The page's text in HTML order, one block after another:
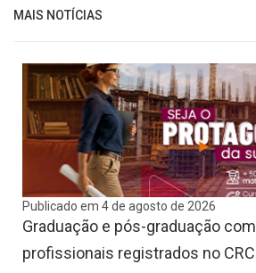
MAIS NOTÍCIAS
Publicado em 4 de agosto de 2026
Graduação e pós-graduação
profissionais registrados no